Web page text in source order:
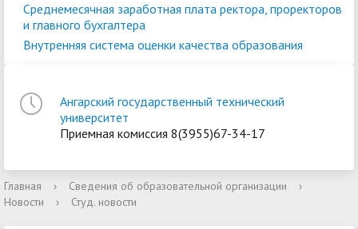
Среднемесячная заработная плата ректора, проректоров
и главного бухгалтера
Внутренняя система оценки качества образования
Ангарский государственный технический
университет
Приемная комиссия 8(3955)67-34-17
Главная › Сведения об образовательной организации
›
Новости
› Студ. новости